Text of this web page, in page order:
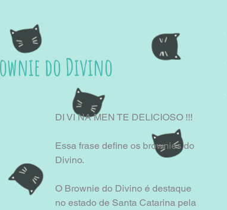
do Divino
DI VI NA MEN TE DELICIOSO !!!
Essa frase define os brownies do
Divino.
O Brownie do Divino é destaque
no estado de Santa Catarina pela